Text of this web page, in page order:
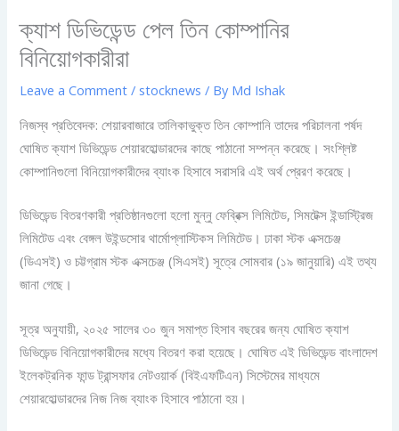
ক্যাশ ডিভিডেন্ড পেল তিন কোম্পানির
বিনিয়োগকারীরা
Leave a Comment / stocknews / By Md Ishak
নিজস্ব প্রতিবেদক: শেয়ারবাজারে তালিকাভুক্ত তিন কোম্পানি তাদের পরিচালনা পর্ষদ
ঘোষিত ক্যাশ ডিভিডেন্ড শেয়ারহোল্ডারদের কাছে পাঠানো সম্পন্ন করেছে। সংশ্লিষ্ট
কোম্পানিগুলো বিনিয়োগকারীদের ব্যাংক হিসাবে সরাসরি এই অর্থ প্রেরণ করেছে।
ডিভিডেন্ড বিতরণকারী প্রতিষ্ঠানগুলো হলো মুন্নু ফেব্রিক্স লিমিটেড, সিমটেক্স ইন্ডাস্ট্রিজ
লিমিটেড এবং বেঙ্গল উইন্ডসোর থার্মোপ্লাস্টিকস লিমিটেড। ঢাকা স্টক এক্সচেঞ্জ
(ডিএসই) ও চট্টগ্রাম স্টক এক্সচেঞ্জ (সিএসই) সূত্রে সোমবার (১৯ জানুয়ারি) এই তথ্য
জানা গেছে।
সূত্র অনুযায়ী, ২০২৫ সালের ৩০ জুন সমাপ্ত হিসাব বছরের জন্য ঘোষিত ক্যাশ
ডিভিডেন্ড বিনিয়োগকারীদের মধ্যে বিতরণ করা হয়েছে। ঘোষিত এই ডিভিডেন্ড বাংলাদেশ
ইলেকট্রনিক ফান্ড ট্রান্সফার নেটওয়ার্ক (বিইএফটিএন) সিস্টেমের মাধ্যমে
শেয়ারহোল্ডারদের নিজ নিজ ব্যাংক হিসাবে পাঠানো হয়।